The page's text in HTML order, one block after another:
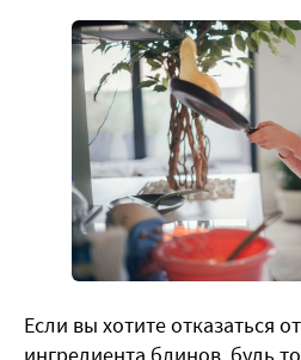
Если вы хотите отказаться